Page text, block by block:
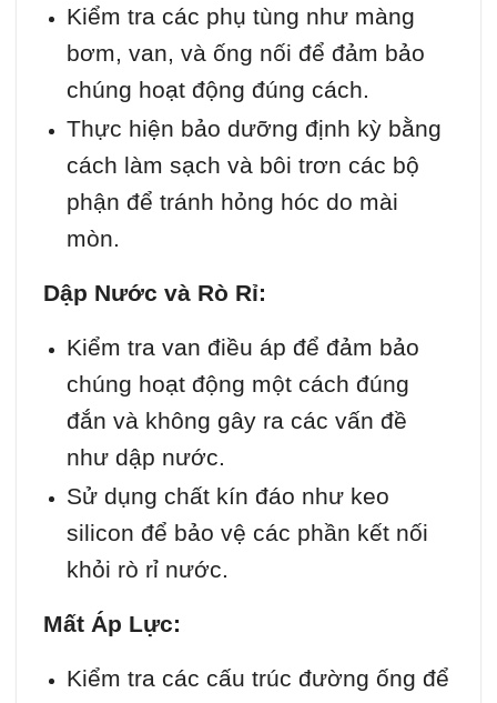
Kiểm tra các phụ tùng như màng
bơm, van, và ống nối để đảm bảo
chúng hoạt động đúng cách.
Thực hiện bảo dưỡng định kỳ bằng
cách làm sạch và bôi trơn các bộ
phận để tránh hỏng hóc do mài
mòn.
Dập Nước và Rò Rỉ:
Kiểm tra van điều áp để đảm bảo
chúng hoạt động một cách đúng
đắn và không gây ra các vấn đề
như dập nước.
Sử dụng chất kín đáo như keo
silicon để bảo vệ các phần kết nối
khỏi rò rỉ nước.
Mất Áp Lực:
Kiểm tra các cấu trúc đường ống để